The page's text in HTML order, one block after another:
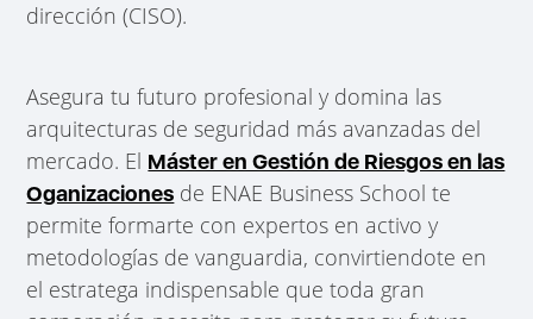
dirección (CISO).
Asegura tu futuro profesional y domina las
arquitecturas de seguridad más avanzadas del
mercado. El Máster en Gestión de Riesgos en las
Oganizaciones de ENAE Business School te
permite formarte con expertos en activo y
metodologías de vanguardia, convirtiendote en
el estratega indispensable que toda gran